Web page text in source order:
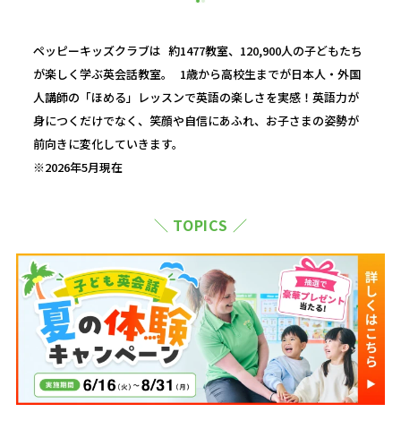
ペッピーキッズクラブは 約1477教室、120,900人の子どもたち
が楽しく学ぶ英会話教室。 1歳から高校生までが日本人・外国
人講師の「ほめる」レッスンで英語の楽しさを実感！英語力が
身につくだけでなく、笑顔や自信にあふれ、お子さまの姿勢が
前向きに変化していきます。
※2026年5月現在
＼ TOPICS ／